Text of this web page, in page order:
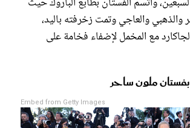
والذهبي والعاجي وتمت زخرفته باليد،
مع المخمل لإضفاء فخامة على
ملون ساحر
Embed from Getty Images